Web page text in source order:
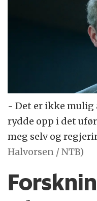
- Det er ikke mulig
rydde opp i det
meg selv og
Halvorsen / NTB)